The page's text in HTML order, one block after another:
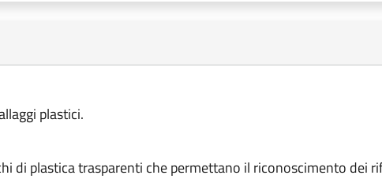
plastici.
di plastica trasparenti che permettano il riconoscimento dei